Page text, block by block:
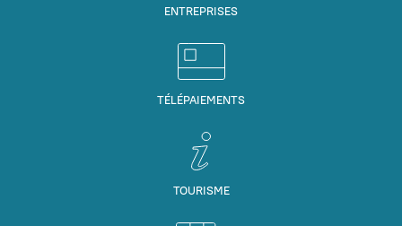
ENTREPRISES
TÉLÉPAIEMENTS
TOURISME